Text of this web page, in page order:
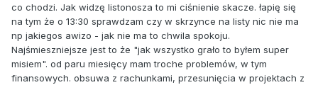
co chodzi. Jak widzę listonosza to mi ciśnienie skacze. łapię się
na tym że o 13:30 sprawdzam czy w skrzynce na listy nic nie ma
np jakiegos awizo - jak nie ma to chwila spokoju.
Najśmieszniejsze jest to że "jak wszystko grało to byłem super
misiem". od paru miesięcy mam troche problemów, w tym
finansowych. obsuwa z rachunkami, przesunięcia w projektach z